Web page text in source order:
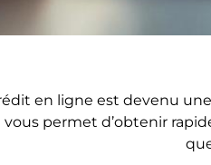
en ligne est devenu
permet d’obtenir